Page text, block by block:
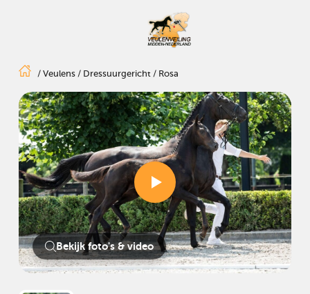
/ Veulens/ Dressuurgericht/ Rosa
Bekijk foto's & video